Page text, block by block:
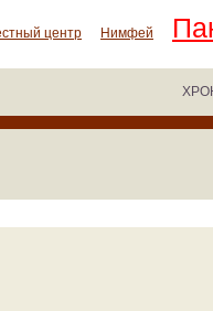
центр Нимфей